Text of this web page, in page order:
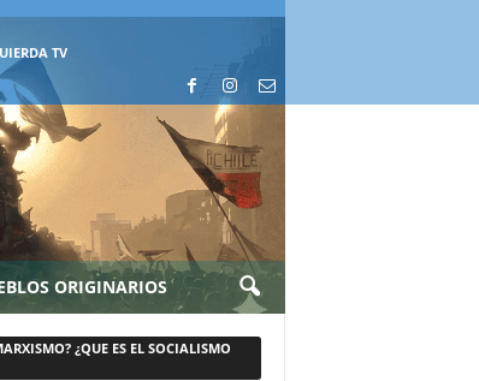
TV
ORIGINARIOS
¿QUE ES EL SOCIALISMO